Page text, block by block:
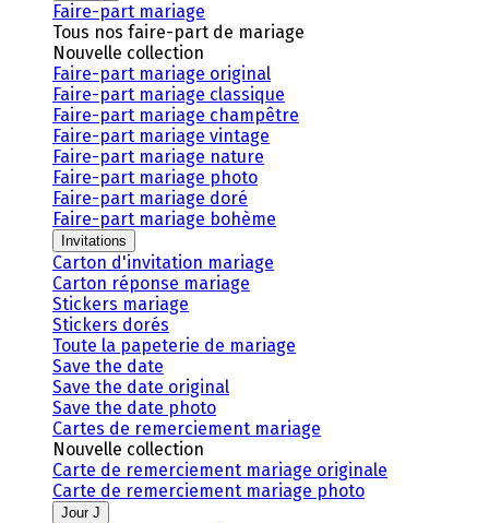
Faire-part mariage
Tous nos faire-part de mariage
Nouvelle collection
Faire-part mariage original
Faire-part mariage classique
Faire-part mariage champêtre
Faire-part mariage vintage
Faire-part mariage nature
Faire-part mariage photo
Faire-part mariage doré
Faire-part mariage bohème
Invitations
Carton d'invitation mariage
Carton réponse mariage
Stickers mariage
Stickers dorés
Toute la papeterie de mariage
Save the date
Save the date original
Save the date photo
Cartes de remerciement mariage
Nouvelle collection
Carte de remerciement mariage originale
Carte de remerciement mariage photo
Jour J